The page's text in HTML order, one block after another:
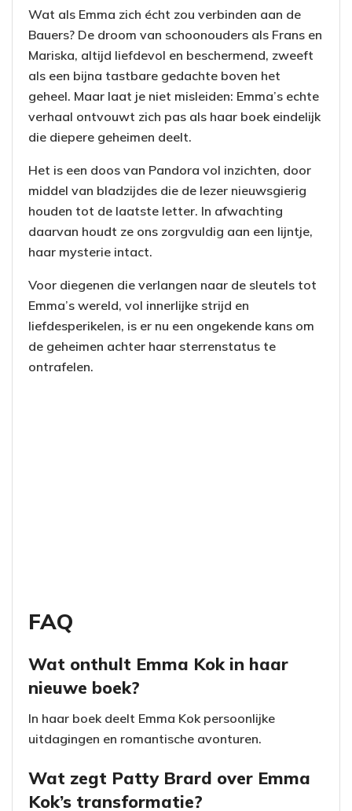
Wat als Emma zich écht zou verbinden aan de
Bauers? De droom van schoonouders als Frans en
Mariska, altijd liefdevol en beschermend, zweeft
als een bijna tastbare gedachte boven het
geheel. Maar laat je niet misleiden: Emma’s echte
verhaal ontvouwt zich pas als haar boek eindelijk
die diepere geheimen deelt.
Het is een doos van Pandora vol inzichten, door
middel van bladzijdes die de lezer nieuwsgierig
houden tot de laatste letter. In afwachting
daarvan houdt ze ons zorgvuldig aan een lijntje,
haar mysterie intact.
Voor diegenen die verlangen naar de sleutels tot
Emma’s wereld, vol innerlijke strijd en
liefdesperikelen, is er nu een ongekende kans om
de geheimen achter haar sterrenstatus te
ontrafelen.
FAQ
Wat onthult Emma Kok in haar
nieuwe boek?
In haar boek deelt Emma Kok persoonlijke
uitdagingen en romantische avonturen.
Wat zegt Patty Brard over Emma
Kok’s transformatie?